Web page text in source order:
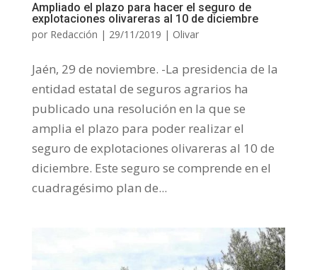
Ampliado el plazo para hacer el seguro de
explotaciones olivareras al 10 de diciembre
por Redacción | 29/11/2019 | Olivar
Jaén, 29 de noviembre. -La presidencia de la
entidad estatal de seguros agrarios ha
publicado una resolución en la que se
amplia el plazo para poder realizar el
seguro de explotaciones olivareras al 10 de
diciembre. Este seguro se comprende en el
cuadragésimo plan de...